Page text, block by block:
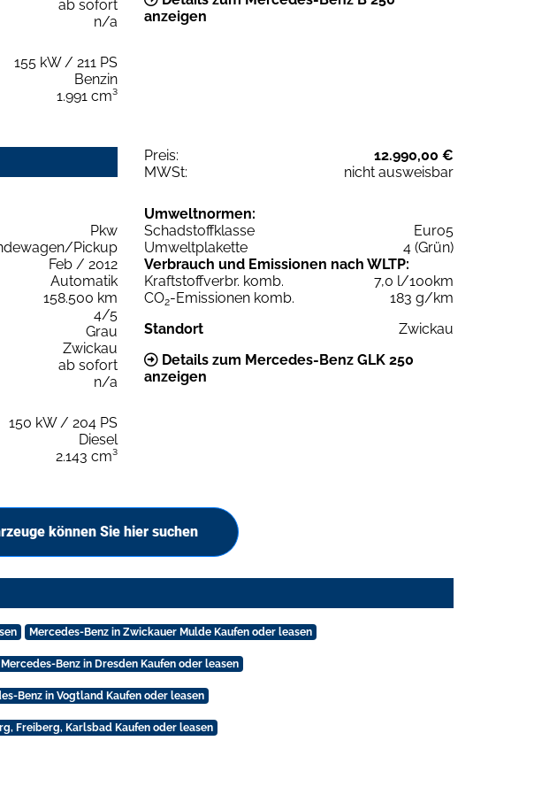
ab sofort
n/a
155 kW / 211 PS
Benzin
1.991 cm³
anzeigen
Preis:
12.990,00 €
MWSt:
nicht ausweisbar
Pkw
Pickup
Feb / 2012
Automatik
158.500 km
4/5
Grau
Zwickau
ab sofort
n/a
150 kW / 204 PS
Diesel
2.143 cm³
Umweltnormen:
Schadstoffklasse
Euro5
Umweltplakette
4 (Grün)
Verbrauch und Emissionen nach WLTP:
Kraftstoffverbr. komb.
7,0 l/100km
CO2-Emissionen komb.
183 g/km
Standort
Zwickau
Details zum Mercedes-Benz GLK 250
anzeigen
können Sie hier suchen
Mercedes-Benz in Zwickauer Mulde Kaufen oder leasen
Mercedes-Benz in Dresden Kaufen oder leasen
Benz in Vogtland Kaufen oder leasen
Freiberg, Karlsbad Kaufen oder leasen